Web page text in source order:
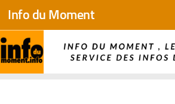
Skip to content
Info du Moment